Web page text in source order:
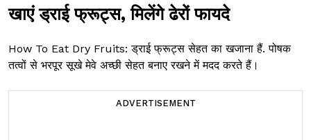
खाएं ड्राई फ्रूट्स, मिलेंगे ढेरों फायदे
How To Eat Dry Fruits: ड्राई फ्रूट्स सेहत का खजाना हैं. पोषक
तत्वों से भरपूर सूखे मेवे अच्छी सेहत बनाए रखने में मदद करते हैं।
ADVERTISEMENT